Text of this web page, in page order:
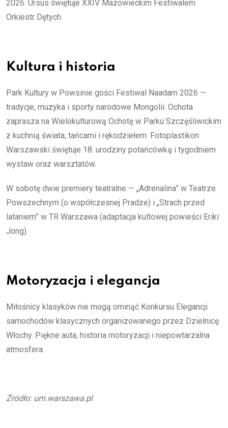
2026. Ursus świętuje XXIV Mazowieckim Festiwalem
Orkiestr Dętych.
Kultura i historia
Park Kultury w Powsinie gości Festiwal Naadam 2026 —
tradycje, muzyka i sporty narodowe Mongolii. Ochota
zaprasza na Wielokulturową Ochotę w Parku Szczęśliwickim
z kuchnią świata, tańcami i rękodziełem. Fotoplastikon
Warszawski świętuje 18. urodziny potańcówką i tygodniem
wystaw oraz warsztatów.
W sobotę dwie premiery teatralne — „Adrenalina” w Teatrze
Powszechnym (o współczesnej Pradze) i „Strach przed
lataniem” w TR Warszawa (adaptacja kultowej powieści Eriki
Jong).
Motoryzacja i elegancja
Miłośnicy klasyków nie mogą ominąć Konkursu Elegancji
samochodów klasycznych organizowanego przez Dzielnicę
Włochy. Piękne auta, historia motoryzacji i niepowtarzalna
atmosfera.
Źródło: um.warszawa.pl